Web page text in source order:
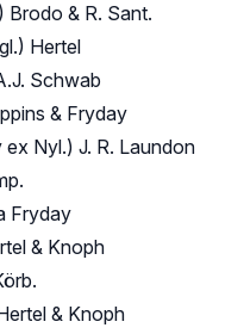
Brodo & R. Sant.
Hertel
Schwab
& Fryday
Nyl.) J. R. Laundon
Fryday
& Knoph
& Knoph